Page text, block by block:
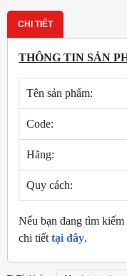
CHI TIẾT
THÔNG TIN SẢN
Tên sản phẩm:
Code:
Hãng:
Quy cách:
Nếu bạn đang tìm
chi tiếttại đây.